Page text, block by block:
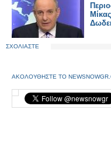
ΣΧΟΛΙΑΣΤΕ
ΑΚΟΛΟΥΘΗΣΤΕ ΤΟ